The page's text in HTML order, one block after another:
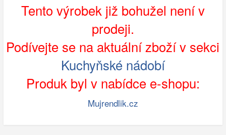
Tento výrobek již bohužel není v
prodeji.
Podívejte se na aktuální zboží v sekci
Kuchyňské nádobí
Produk byl v nabídce e-shopu:
Mujrendlik.cz